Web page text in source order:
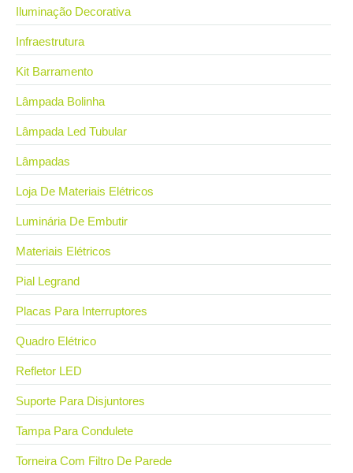
Iluminação Decorativa
Infraestrutura
Kit Barramento
Lâmpada Bolinha
Lâmpada Led Tubular
Lâmpadas
Loja De Materiais Elétricos
Luminária De Embutir
Materiais Elétricos
Pial Legrand
Placas Para Interruptores
Quadro Elétrico
Refletor LED
Suporte Para Disjuntores
Tampa Para Condulete
Torneira Com Filtro De Parede